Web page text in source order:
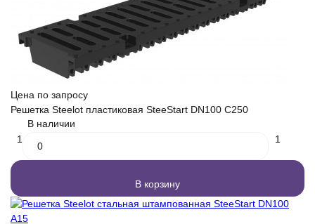
Цена по запросу
Решетка Steelot пластиковая SteeStart DN100 С250
В наличии
1
1
В корзину